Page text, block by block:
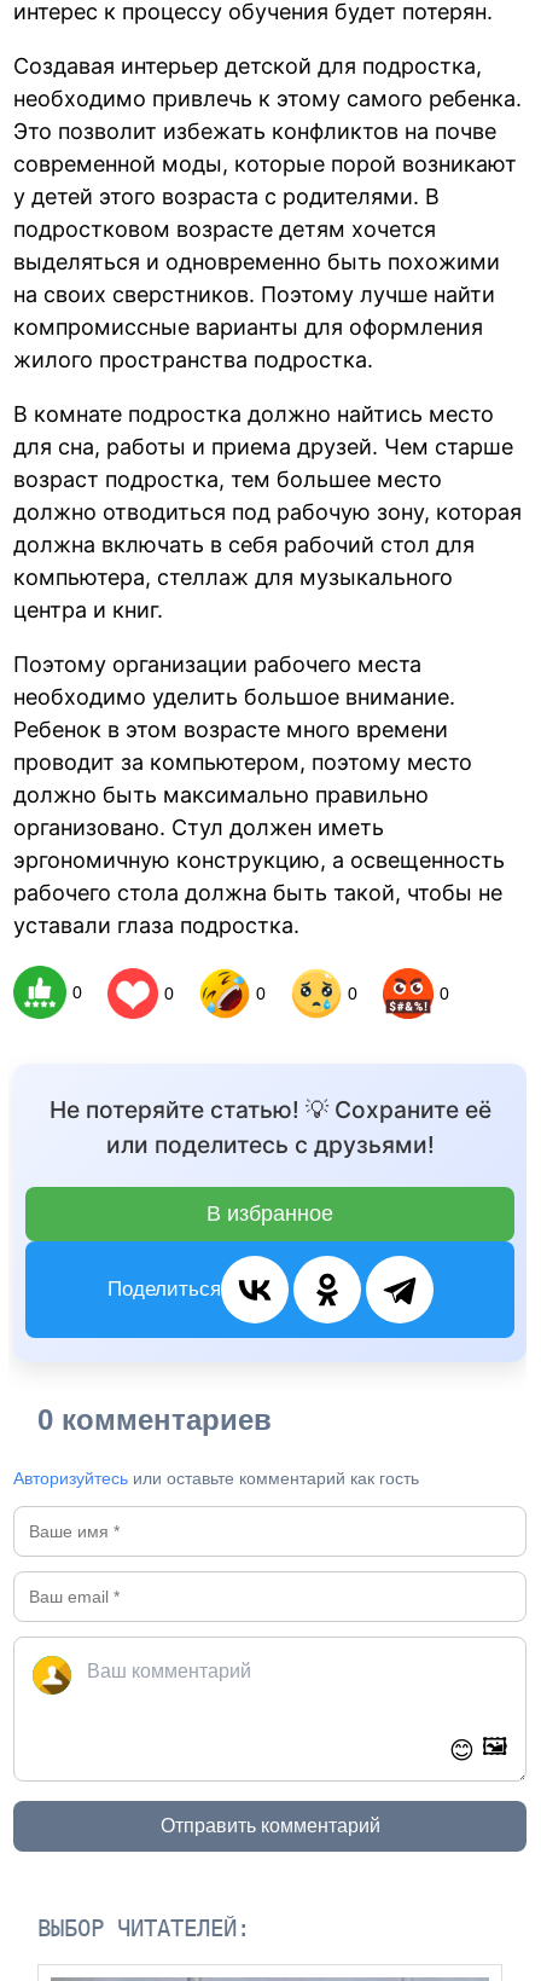
интерес к процессу обучения будет потерян.
Создавая интерьер детской для подростка,
необходимо привлечь к этому самого ребенка.
Это позволит избежать конфликтов на почве
современной моды, которые порой возникают
у детей этого возраста с родителями. В
подростковом возрасте детям хочется
выделяться и одновременно быть похожими
на своих сверстников. Поэтому лучше найти
компромиссные варианты для оформления
жилого пространства подростка.
В комнате подростка должно найтись место
для сна, работы и приема друзей. Чем старше
возраст подростка, тем большее место
должно отводиться под рабочую зону, которая
должна включать в себя рабочий стол для
компьютера, стеллаж для музыкального
центра и книг.
Поэтому организации рабочего места
необходимо уделить большое внимание.
Ребенок в этом возрасте много времени
проводит за компьютером, поэтому место
должно быть максимально правильно
организовано. Стул должен иметь
эргономичную конструкцию, а освещенность
рабочего стола должна быть такой, чтобы не
уставали глаза подростка.
0 0 0 0 0
Не потеряйте статью! 💡 Сохраните её
или поделитесь с друзьями!
В избранное
Поделиться
0 комментариев
Авторизуйтесь или оставьте комментарий как гость
😊 🖼️
Отправить комментарий
ВЫБОР ЧИТАТЕЛЕЙ: